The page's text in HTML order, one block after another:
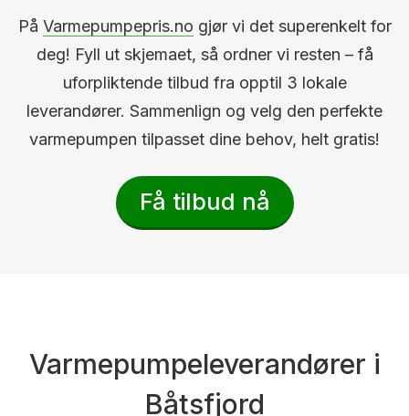
På Varmepumpepris.no gjør vi det superenkelt for
deg! Fyll ut skjemaet, så ordner vi resten – få
uforpliktende tilbud fra opptil 3 lokale
leverandører. Sammenlign og velg den perfekte
varmepumpen tilpasset dine behov, helt gratis!
Få tilbud nå
Varmepumpeleverandører i
Båtsfjord